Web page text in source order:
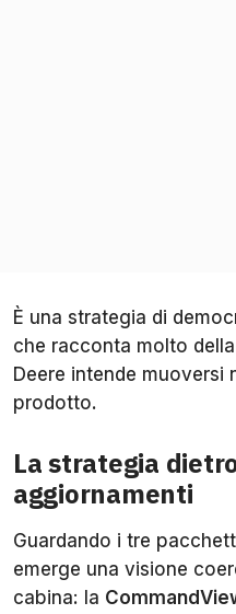
È una strategia di
che racconta molto
Deere intende muoversi
prodotto.
La strategia
aggiornamenti
Guardando i tre
emerge una visione
cabina: la